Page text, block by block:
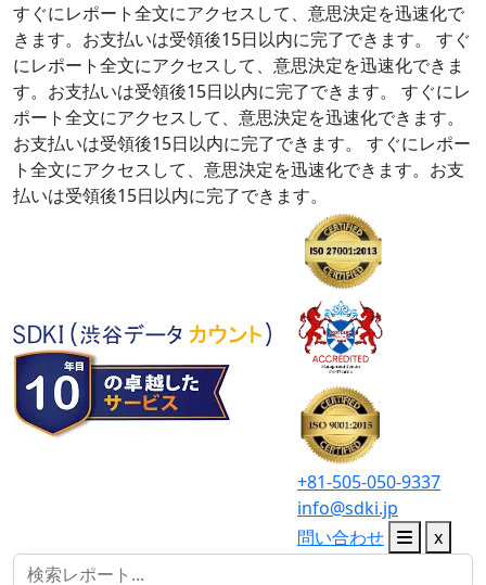
すぐにレポート全文にアクセスして、意思決定を迅速化で
きます。お支払いは受領後15日以内に完了できます。
すぐ
にレポート全文にアクセスして、意思決定を迅速化できま
す。お支払いは受領後15日以内に完了できます。
すぐにレ
ポート全文にアクセスして、意思決定を迅速化できます。
お支払いは受領後15日以内に完了できます。
すぐにレポー
ト全文にアクセスして、意思決定を迅速化できます。お支
払いは受領後15日以内に完了できます。
+81-505-050-9337
info@sdki.jp
問い合わせ
x